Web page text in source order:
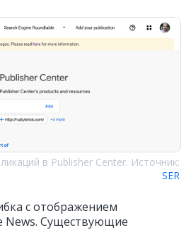
в Publisher Center. Источник:
SER
с отображением
News. Существующие